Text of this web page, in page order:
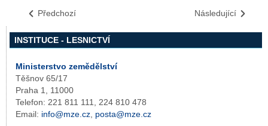
Předchozí Následující
INSTITUCE - LESNICTVÍ
Ministerstvo zemědělství
Těšnov 65/17
Praha 1, 11000
Telefon: 221 811 111, 224 810 478
Email: info@mze.cz posta@mze.cz